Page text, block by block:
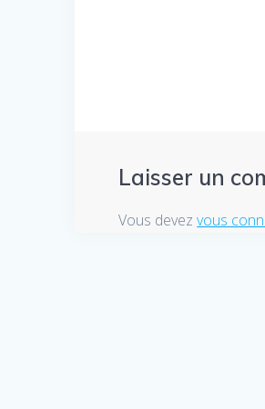
Laisser un
Vous devezvous